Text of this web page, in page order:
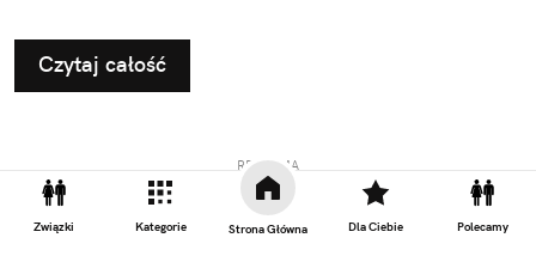
Związki Kategorie Strona Główna Dla Ciebie Polecamy
Czytaj całość
REKLAMA